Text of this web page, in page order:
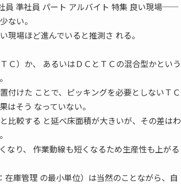
員 準社員 パート アルバイト 特集 良い現場──
い。
現場ほど進んでいると推測さ れる。
）か、 あるいはＤＣとＴＣの混合型かという
付けた ことで、ピッキングを必要としないＴＣ
はそう なっていない。
較する と延べ床面積が大きいが、その差はわ
り、 作業動線も短くなるため生産性も上がる
庫管理 の最小単位）は当然のことながら、自